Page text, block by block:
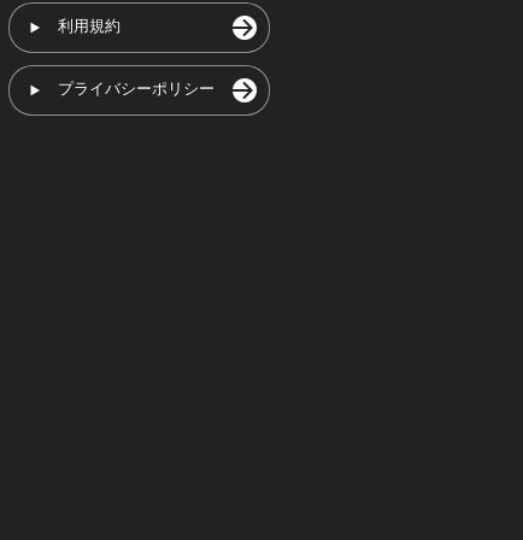
利用規約
プライバシーポリシー